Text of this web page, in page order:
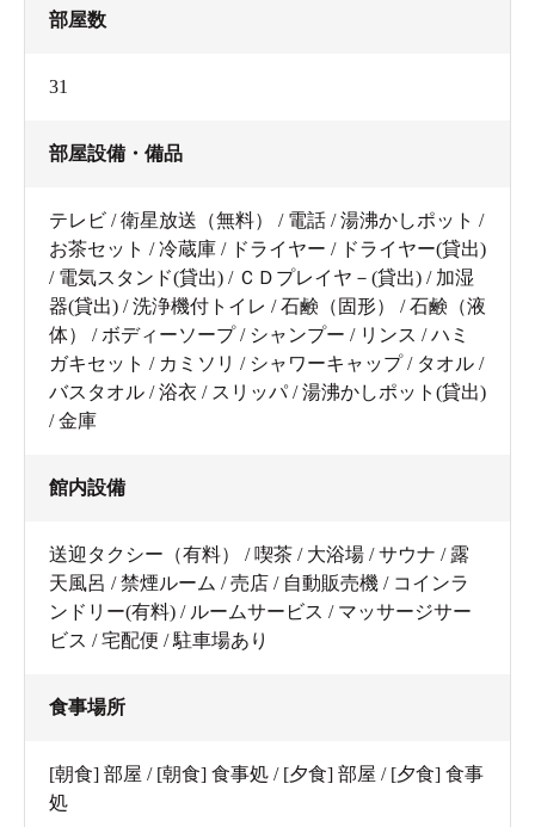
部屋数
31
部屋設備・備品
テレビ / 衛星放送（無料） / 電話 / 湯沸かしポット /
お茶セット / 冷蔵庫 / ドライヤー / ドライヤー(貸出)
/ 電気スタンド(貸出) / ＣＤプレイヤ－(貸出) / 加湿
器(貸出) / 洗浄機付トイレ / 石鹸（固形） / 石鹸（液
体） / ボディーソープ / シャンプー / リンス / ハミ
ガキセット / カミソリ / シャワーキャップ / タオル /
バスタオル / 浴衣 / スリッパ / 湯沸かしポット(貸出)
/ 金庫
館内設備
送迎タクシー（有料） / 喫茶 / 大浴場 / サウナ / 露
天風呂 / 禁煙ルーム / 売店 / 自動販売機 / コインラ
ンドリー(有料) / ルームサービス / マッサージサー
ビス / 宅配便 / 駐車場あり
食事場所
[朝食] 部屋 / [朝食] 食事処 / [夕食] 部屋 / [夕食] 食事
処